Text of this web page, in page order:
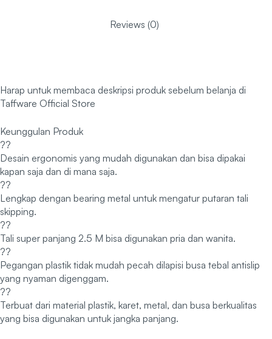
Reviews (0)
Harap untuk membaca deskripsi produk sebelum belanja di
Taffware Official Store
Keunggulan Produk
??
Desain ergonomis yang mudah digunakan dan bisa dipakai
kapan saja dan di mana saja.
??
Lengkap dengan bearing metal untuk mengatur putaran tali
skipping.
??
Tali super panjang 2.5 M bisa digunakan pria dan wanita.
??
Pegangan plastik tidak mudah pecah dilapisi busa tebal antislip
yang nyaman digenggam.
??
Terbuat dari material plastik, karet, metal, dan busa berkualitas
yang bisa digunakan untuk jangka panjang.